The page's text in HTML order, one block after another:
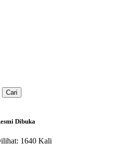
Cari
Dibuka
1640 Kali